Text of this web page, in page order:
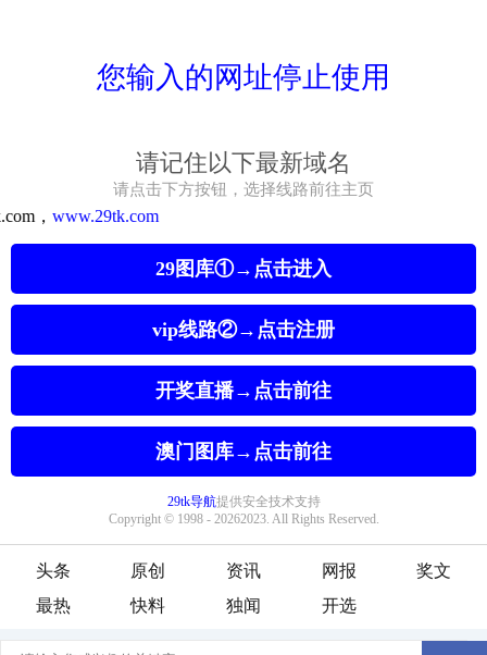
头条 原创 资讯 网报
奖文
最热
快料 独闻 开选